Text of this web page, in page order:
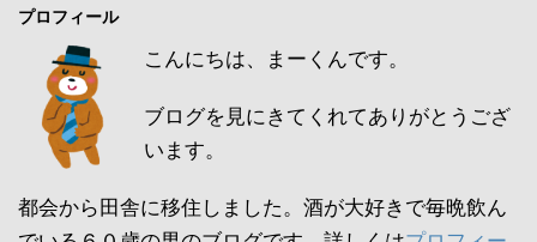
プロフィール
こんにちは、まーくんです。
ブログを見にきてくれてありがとうござ
います。
都会から田舎に移住しました。酒が大好きで毎晩飲ん